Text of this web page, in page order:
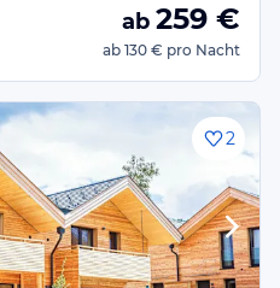
ab 259 €
ab 130 € pro Nacht
2